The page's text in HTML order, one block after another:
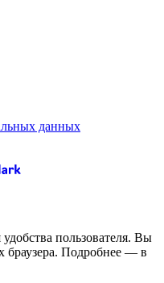
данных
пользователя. Вы
браузера. Подробнее — в